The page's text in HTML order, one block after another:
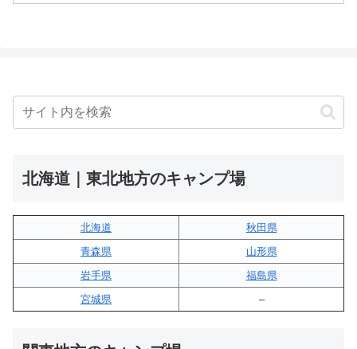
北海道｜東北地方のキャンプ場
北海道
秋田県
青森県
山形県
岩手県
福島県
宮城県
–